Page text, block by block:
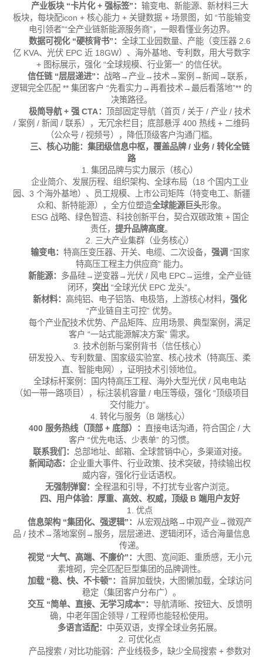
产业板块 “卡片化 + 强标签”：输变电、新能源、新材料三大
板块，每块配icon + 核心能力 + 关键数据 + 场景图，如 “节能输变
电引领者”“全产业链新能源服务商”，一眼看懂业务边界。
数据可视化 “硬核背书”：全球工业园数量、产能（变压器 2.6
亿 KVA、光伏 EPC 近 18GW）、海外基地、专利数，用大号数字
+ 图标展示，强化 “全球规模、行业第一” 的信任状。
信任链 “层层递进”： 战略→产业→技术→案例→新闻→联系，
逻辑完全匹配 ** 集团客户 “先看实力→再看技术→最后看落地”** 的
决策路径。
极简导航 + 强 CTA：
顶部固定导航（首页 / 关于 / 产业 / 技术
/ 案例 / 新闻 / 联系），无冗余栏目；底部悬浮 400 热线 + 二维码
（公众号 / 视频号），降低顶级客户沟通门槛。
三、核心功能：集团级信息中枢，覆盖品牌 / 业务 / 转化全链
路
1. 集团品牌与实力展示（核心）
企业简介、发展历程、组织架构、全球布局（18 个国内工业
园、3 个海外基地）、员工规模、上市公司矩阵（特变电工、新疆
众和、新特能源），全方位塑造全球能源巨头形象。
ESG 战略、绿色智造、科技创新平台，契合双碳政策 + 国企
责任， 提升品牌高度。
2. 三大产业集群（业务核心）
输变电： 特高压变压器、开关、电缆、二次设备， 强调 “国家
特高压工程主力供应商” 能力。
新能源： 多晶硅→逆变器→光伏 / 风电 EPC→运维，全产业链
闭环， 突出 “全球光伏 EPC 龙头”。
新材料： 高纯铝、电子铝箔、电极箔，上游核心材料，强化
“产业链自主可控” 优势。
每个产业配技术优势、产品矩阵、应用场景、典型案例，满足
客户 “一站式能源解决方案” 需求。
3. 技术创新与案例背书（信任核心）
研发投入、专利数量、国家级实验室、核心技术（特高压、柔
直、智能电网），证明技术引领地位。
全球标杆案例：国内特高压工程、海外大型光伏 / 风电电站
（如一带一路项目），标注装机容量 / 电压等级，强化 “顶级项目
交付能力”。
4. 转化与服务（B 端核心）
400 服务热线（顶部 + 底部）： 直接电话沟通，符合国企 / 大
客户 “优先电话、少表单” 的习惯。
联系我们： 总部地址、邮箱、全球营销中心，多渠道对接。
新闻动态：企业重大事件、行业政策、技术突破，持续输出权
威内容，强化行业话语权。
无强制弹窗：全程温和引导，不打扰专业客户浏览。
四、用户体验：厚重、高效、权威，顶级 B 端用户友好
1. 优点
信息架构 “集团化、强逻辑”： 从宏观战略→中观产业→微观产
品 / 技术→落地案例→服务，层层递进、逻辑闭环，适合海量信息
传递。
视觉 “大气、高端、不廉价”： 大图、宽间距、重质感，无小元
素堆砌，完全匹配巨型集团的品牌调性。
加载 “稳、快、不卡顿”：首屏加载快，大图懒加载，全球访问
稳定（集团客户分布广）。
交互 “简单、直接、无学习成本”： 导航清晰、按钮大、反馈明
确，中老年国企领导 / 工程师也能轻松使用。
多语言适配： 中英双语，支撑全球业务拓展。
2. 可优化点
产品搜索 / 对比功能弱：产业线极多，缺少全局搜索 + 参数对